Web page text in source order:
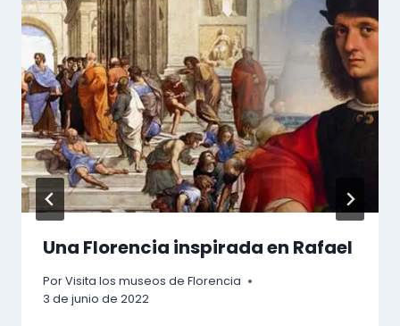
Una Florencia inspirada en Rafael
PorVisita los museos de Florencia
3 de junio de 2022